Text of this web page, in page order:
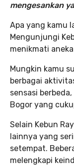
mengesankan
Apa yang kamu
Mengunjungi
menikmati
Mungkin kamu
berbagai
sensasi
Bogor yang
Selain Kebun
lainnya yang
setempat.
melengkapi